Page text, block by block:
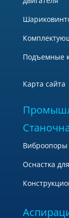
Подъемные
Карта сайта
Виброопоры
Оснастка